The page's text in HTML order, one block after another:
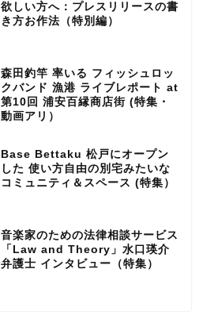
欲しい方へ：プレスリリースの書
き方お作法（特別編）
森田釣竿 率いる フィッシュロッ
クバンド 漁港 ライブレポート at
第10回 浦安百縁商店街 (特集・
動画アリ）
Base Bettaku 松戸にオープン
した 使い方自由の別宅みたいな
コミュニティ＆スペース (特集）
音楽家のための法律相談サービス
「Law and Theory」水口瑛介
弁護士 インタビュー（特集）